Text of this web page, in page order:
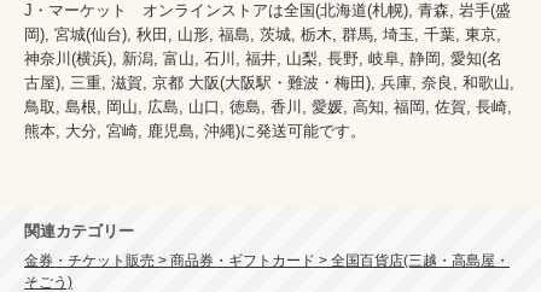
J・マーケット　オンラインストアは全国(北海道(札幌), 青森, 岩手(盛
岡), 宮城(仙台), 秋田, 山形, 福島, 茨城, 栃木, 群馬, 埼玉, 千葉, 東京,
神奈川(横浜), 新潟, 富山, 石川, 福井, 山梨, 長野, 岐阜, 静岡, 愛知(名
古屋), 三重, 滋賀, 京都 大阪(大阪駅・難波・梅田), 兵庫, 奈良, 和歌山,
鳥取, 島根, 岡山, 広島, 山口, 徳島, 香川, 愛媛, 高知, 福岡, 佐賀, 長崎,
熊本, 大分, 宮崎, 鹿児島, 沖縄)に発送可能です。
関連カテゴリー
金券・チケット販売 > 商品券・ギフトカード > 全国百貨店(三越・高島屋・
そごう)